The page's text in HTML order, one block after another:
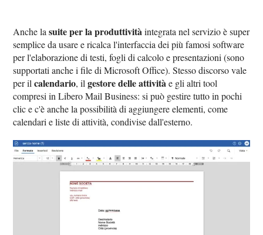
Anche lasuite per la produttivitàintegrata nel servizio è super
semplice da usare e ricalca l'interfaccia dei più famosi software
per l'elaborazione di testi, fogli di calcolo e presentazioni (sono
supportati anche i file di Microsoft Office). Stesso discorso vale
per ilcalendario, ilgestore delle attivitàe gli altri tool
compresi in Libero Mail Business: si può gestire tutto in pochi
clic e c'è anche la possibilità di aggiungere elementi, come
calendari e liste di attività, condivise dall'esterno.